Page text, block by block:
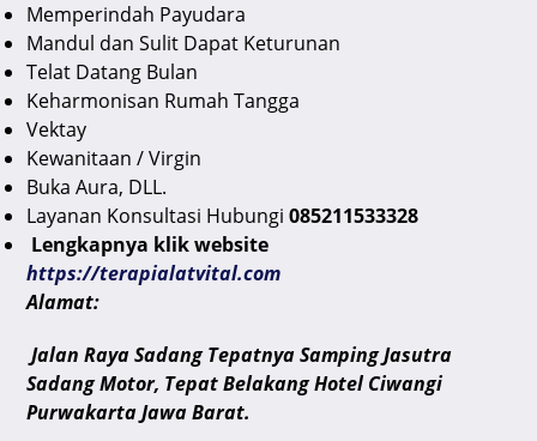
Memperindah Payudara
Mandul dan Sulit Dapat Keturunan
Telat Datang Bulan
Keharmonisan Rumah Tangga
Vektay
Kewanitaan / Virgin
Buka Aura, DLL.
Layanan Konsultasi Hubungi085211533328
Lengkapnya klik website
https://terapialatvital.com
Alamat:
Jalan Raya Sadang Tepatnya Samping Jasutra
Sadang Motor, Tepat Belakang Hotel Ciwangi
Purwakarta Jawa Barat.